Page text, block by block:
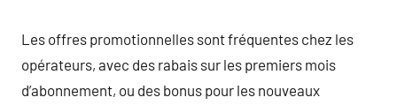
Les offres promotionnelles sont fréquentes chez les
opérateurs, avec des rabais sur les premiers mois
d’abonnement, ou des bonus pour les nouveaux